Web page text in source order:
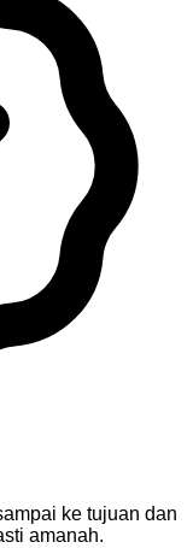
ke tujuan dan
amanah.